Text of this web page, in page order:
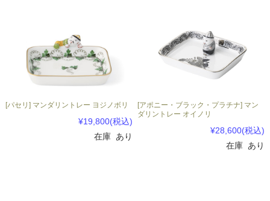
[パセリ] マンダリントレー ヨジノボリ
¥19,800(税込)
在庫 あり
[アポニー・ブラック・プラチナ] マン
ダリントレー オイノリ
¥28,600(税込)
在庫 あり